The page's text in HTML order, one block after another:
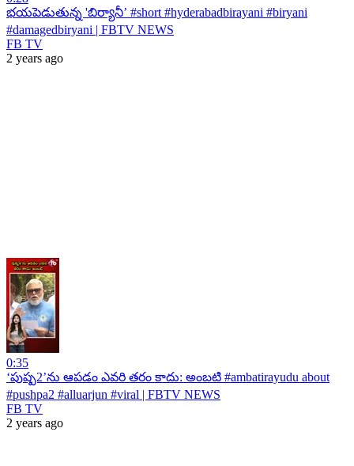
భయపెడుతున్న 'బిర్యానీ’ #short #hyderabadbirayani #biryani
#damagedbiryani | FBTV NEWS
FB TV
2 years ago
0:35
‘పుష్ప2’ను ఆపడం ఎవరి తరం కాదు: అంబటి #ambatirayudu about
#pushpa2 #alluarjun #viral | FBTV NEWS
FB TV
2 years ago